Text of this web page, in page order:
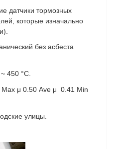
датчики тормозных
которые изначально
без асбеста
450 °C.
μ 0.50 Ave μ 0.41 Min
улицы.